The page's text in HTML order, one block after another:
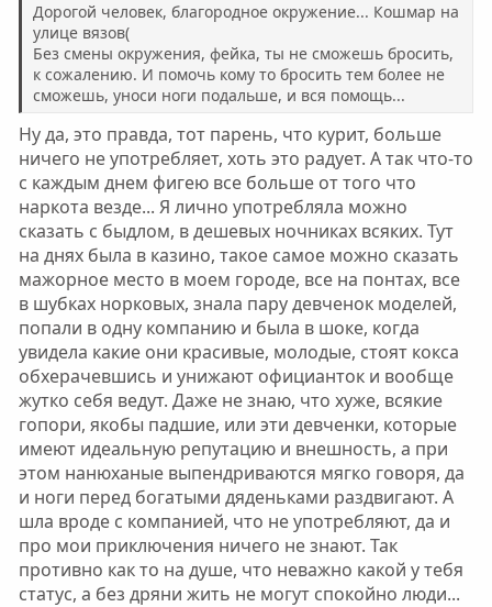
Дорогой человек, благородное окружение... Кошмар на
улице вязов(
Без смены окружения, фейка, ты не сможешь бросить,
к сожалению. И помочь кому то бросить тем более не
сможешь, уноси ноги подальше, и вся помощь...
Ну да, это правда, тот парень, что курит, больше
ничего не употребляет, хоть это радует. А так что-то
с каждым днем фигею все больше от того что
наркота везде... Я лично употребляла можно
сказать с быдлом, в дешевых ночниках всяких. Тут
на днях была в казино, такое самое можно сказать
мажорное место в моем городе, все на понтах, все
в шубках норковых, знала пару девченок моделей,
попали в одну компанию и была в шоке, когда
увидела какие они красивые, молодые, стоят кокса
обхерачевшись и унижают официанток и вообще
жутко себя ведут. Даже не знаю, что хуже, всякие
гопори, якобы падшие, или эти девченки, которые
имеют идеальную репутацию и внешность, а при
этом нанюханые выпендриваются мягко говоря, да
и ноги перед богатыми дяденьками раздвигают. А
шла вроде с компанией, что не употребляют, да и
про мои приключения ничего не знают. Так
противно как то на душе, что неважно какой у тебя
статус, а без дряни жить не могут спокойно люди...